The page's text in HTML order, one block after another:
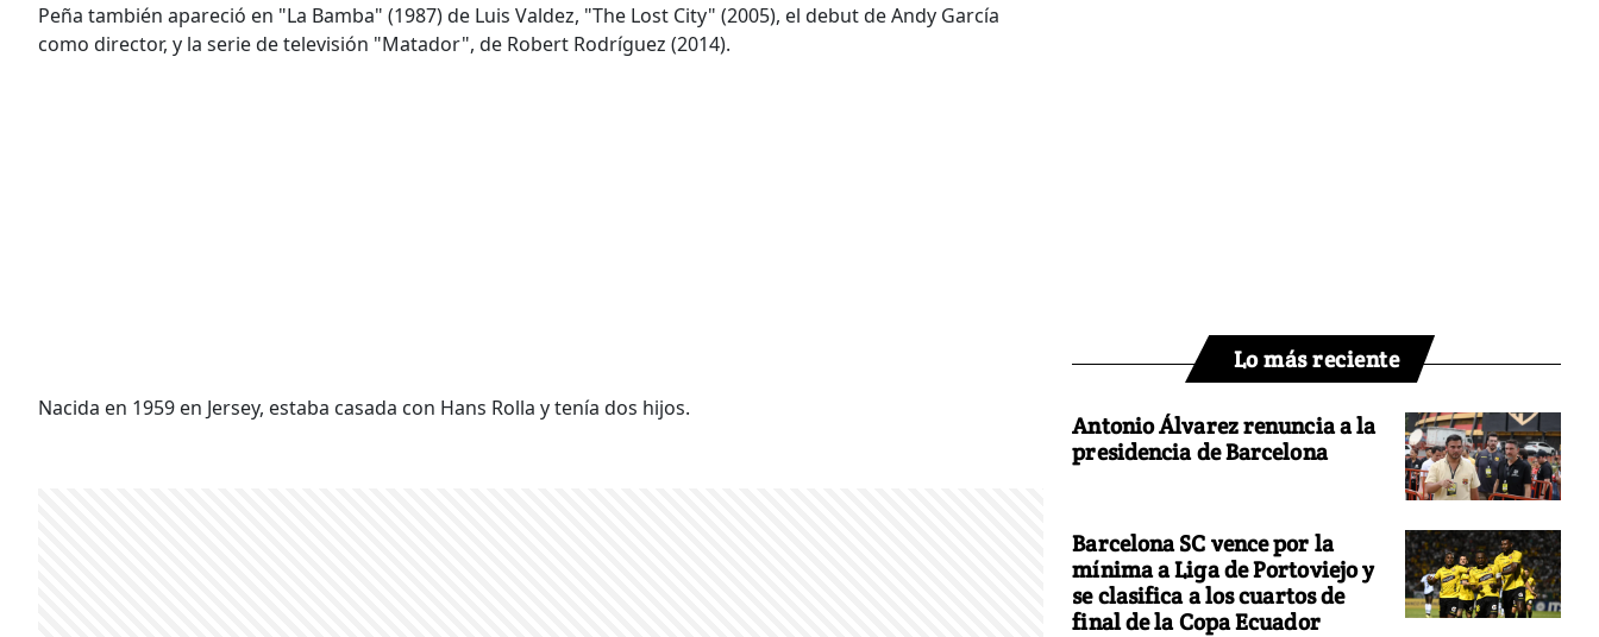
Peña también apareció en "La Bamba" (1987) de Luis Valdez, "The Lost City" (2005), el debut de Andy García
como director, y la serie de televisión "Matador", de Robert Rodríguez (2014).
Nacida en 1959 en Jersey, estaba casada con Hans Rolla y tenía dos hijos.
Lo más reciente
Antonio Álvarez renuncia a la
presidencia de Barcelona
Barcelona SC vence por la
mínima a Liga de Portoviejo y
se clasifica a los cuartos de
final de la Copa Ecuador